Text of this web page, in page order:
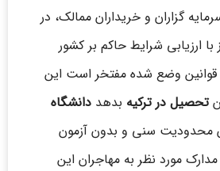
گزاران و خریداران ممالک، در
ارزیابی شرایط حاکم بر کشور
قوانین وضع شده مفتخر است این
تحصیل در ترکیه بدهد دانشگاه
محدودیت سنی و بدون آزمون
مورد نظر به مهاجران این